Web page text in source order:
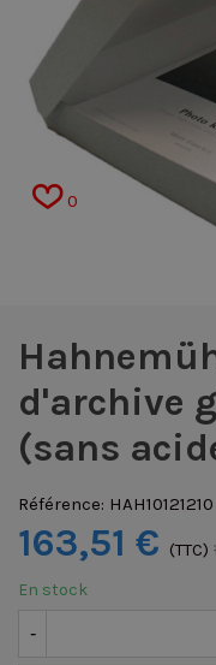
0
d'archive
(sans
Référence: HAH10121210
163,51 € (TTC)
En stock
-